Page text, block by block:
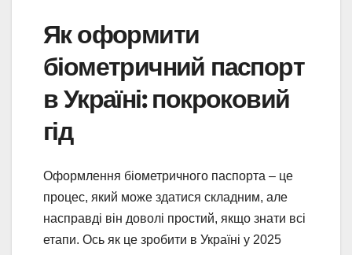
Як оформити
біометричний паспорт
в Україні: покроковий
гід
Оформлення біометричного паспорта – це
процес, який може здатися складним, але
насправді він доволі простий, якщо знати всі
етапи. Ось як це зробити в Україні у 2025